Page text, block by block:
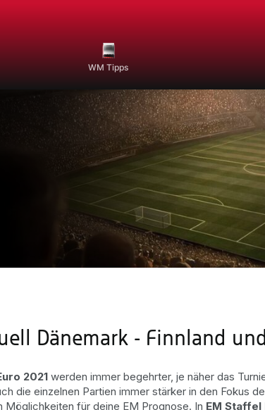
WM Tipps
Dänemark - Finnland
2021 werden immer begehrter, je näher das
die einzelnen Partien immer stärker in den Fokus
Möglichkeiten für deine EM Prognose. In EM Staffel